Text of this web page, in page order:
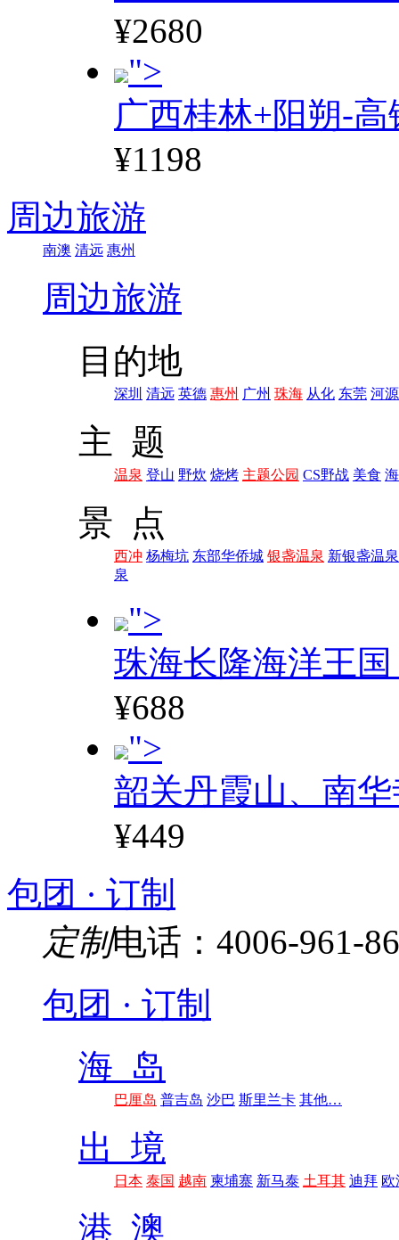
¥2680
">
广西桂林+阳朔-高
¥1198
周边旅游
南澳 清远 惠州
周边旅游
目的地
深圳 清远 英德 惠州 广州 珠海 从化 东莞 河源
主 题
温泉 登山 野炊 烧烤 主题公园 CS野战 美食
景 点
西冲 杨梅坑 东部华侨城 银盏温泉 新银盏温泉
泉
">
珠海长隆海洋王
¥688
">
韶关丹霞山、南
¥449
包团 · 订制
定制电话：4006-961-
包团 · 订制
海 岛
巴厘岛 普吉岛 沙巴 斯里兰卡 其他…
出 境
日本 泰国 越南 柬埔寨 新马泰 土耳其 迪拜 欧
港 澳